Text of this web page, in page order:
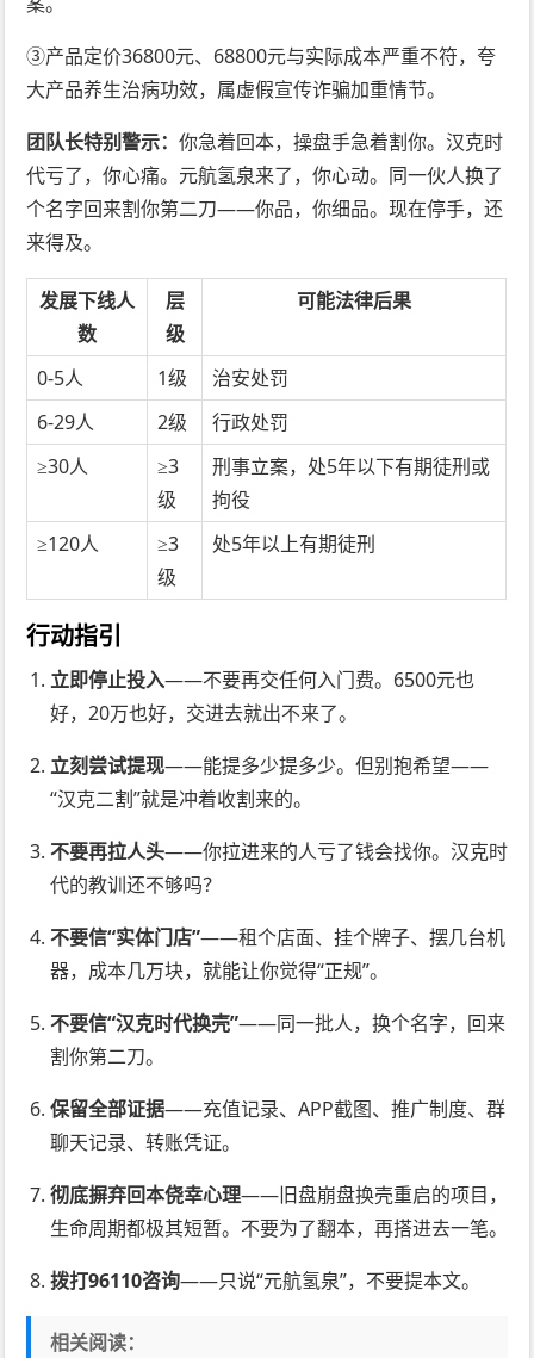
③产品定价36800元、68800元与实际成本严重不符，夸
大产品养生治病功效，属虚假宣传诈骗加重情节。
团队长特别警示：你急着回本，操盘手急着割你。汉克时
代亏了，你心痛。元航氢泉来了，你心动。同一伙人换了
个名字回来割你第二刀——你品，你细品。现在停手，还
来得及。
发展下线人
数
层
级
可能法律后果
0-5人 1级
治安处罚
6-29人
2级
行政处罚
≥30人
≥3
级
刑事立案，处5年以下有期徒刑或
拘役
≥120人
≥3
级
处5年以上有期徒刑
行动指引
立即停止投入——不要再交任何入门费。6500元也
好，20万也好，交进去就出不来了。
立刻尝试提现——能提多少提多少。但别抱希望——
“汉克二割”就是冲着收割来的。
不要再拉人头——你拉进来的人亏了钱会找你。汉克时
代的教训还不够吗？
不要信“实体门店”——租个店面、挂个牌子、摆几台机
器，成本几万块，就能让你觉得“正规”。
不要信“汉克时代换壳”——同一批人，换个名字，回来
割你第二刀。
保留全部证据——充值记录、APP截图、推广制度、群
聊天记录、转账凭证。
彻底摒弃回本侥幸心理——旧盘崩盘换壳重启的项目，
生命周期都极其短暂。不要为了翻本，再搭进去一笔。
拨打96110咨询——只说“元航氢泉”，不要提本文。
相关阅读：